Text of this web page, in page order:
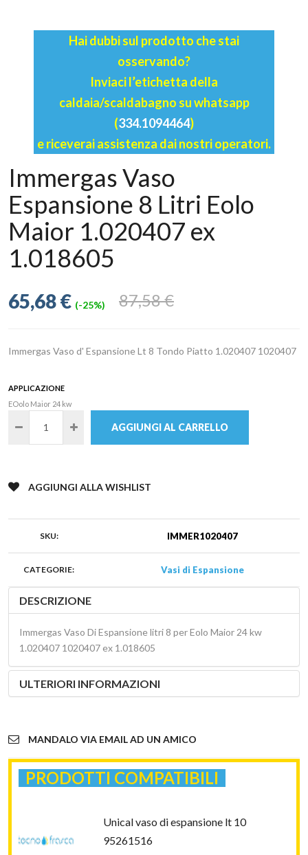
Hai dubbi sul prodotto che stai
osservando?
Inviaci l’etichetta della
caldaia/scaldabagno su whatsapp
(334.1094464)
e riceverai assistenza dai nostri operatori.
Immergas Vaso
Espansione 8 Litri Eolo
Maior 1.020407 ex
1.018605
87,58 €
65,68 € (-25%)
Immergas Vaso d' Espansione Lt 8 Tondo Piatto 1.020407 1020407
APPLICAZIONE
EOolo Maior 24 kw
AGGIUNGI AL CARRELLO
AGGIUNGI ALLA WISHLIST
SKU: IMMER1020407
CATEGORIE: Vasi di Espansione
DESCRIZIONE
Immergas Vaso Di Espansione litri 8 per Eolo Maior 24 kw
1.020407 1020407 ex 1.018605
ULTERIORI INFORMAZIONI
MANDALO VIA EMAIL AD UN AMICO
PRODOTTI COMPATIBILI
Unical vaso di espansione lt 10
95261516